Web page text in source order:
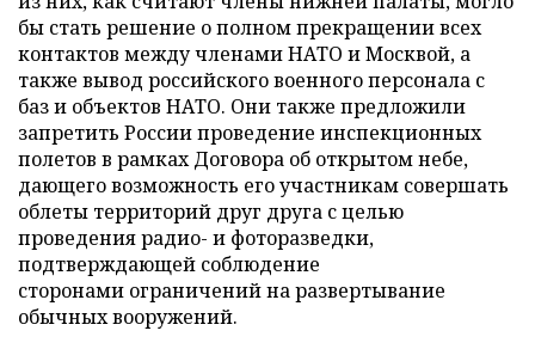
бы стать решение о полном прекращении всех
контактов между членами НАТО и Москвой, а
также вывод российского военного персонала с
баз и объектов НАТО. Они также предложили
запретить России проведение инспекционных
полетов в рамках Договора об открытом небе,
дающего возможность его участникам совершать
облеты территорий друг друга с целью
проведения радио- и фоторазведки,
подтверждающей соблюдение
сторонами ограничений на развертывание
обычных вооружений.